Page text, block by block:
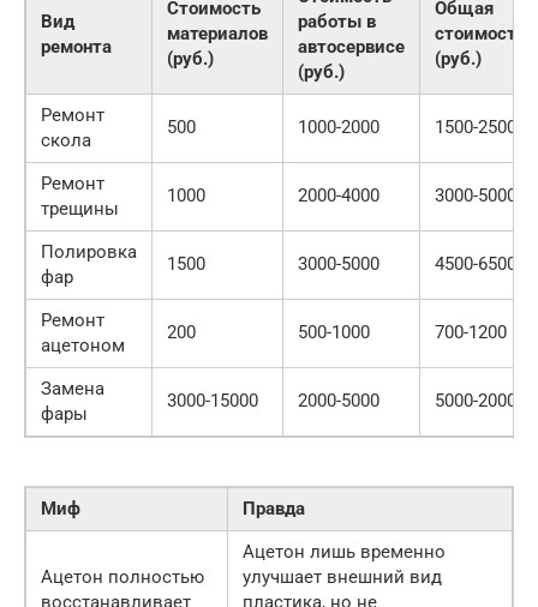
Вид
ремонта
Стоимость
материалов
(руб.)
работы в
автосервисе
(руб.)
Общая
стоимость
(руб.)
Ремонт
скола
500 1000-2000 1500-2500
Ремонт
трещины
1000 2000-4000 3000-5000
Полировка
фар
1500 3000-5000 4500-6500
Ремонт
ацетоном
200 500-1000 700-1200
Замена
фары
3000-15000 2000-5000 5000-20000
Миф Правда
Ацетон полностью
восстанавливает
Ацетон лишь временно
улучшает внешний вид
пластика, но не